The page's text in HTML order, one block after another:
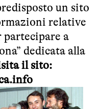
un sito
relative
partecipare a
dedicata alla
il sito: